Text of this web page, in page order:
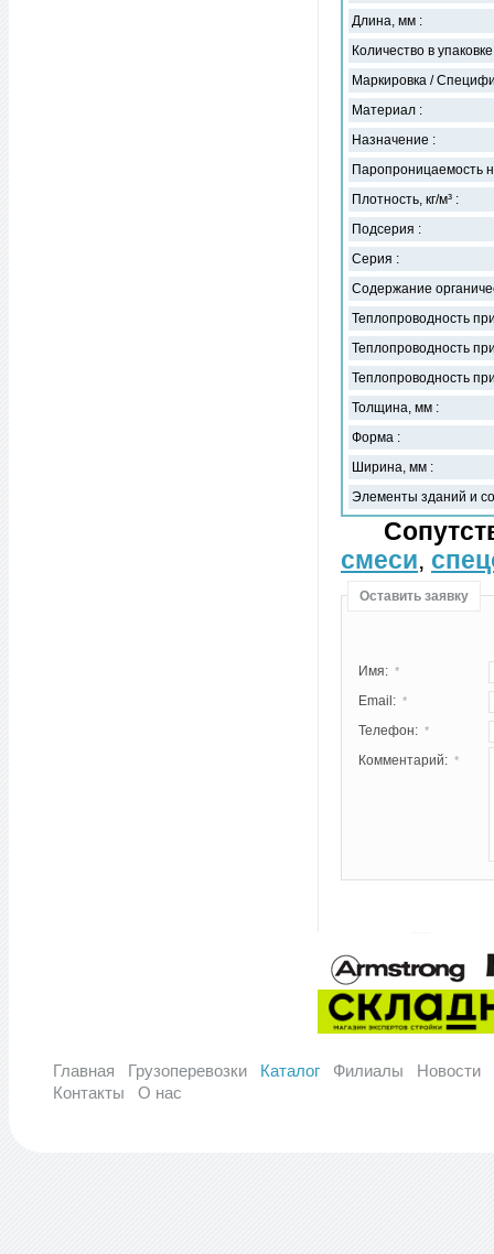
Длина, мм :
Количество в
Маркировка /
Материал :
Назначение :
Паропроницаемость
Плотность, кг/м³ :
Подсерия :
Серия :
Содержание
Теплопроводность
Теплопроводность
Теплопроводность
Толщина, мм :
Форма :
Ширина, мм :
Элементы зданий и
смеси,
Оставить заявку
Имя: *
Email: *
Телефон: *
Комментарий: *
Главная Грузоперевозки Каталог Филиалы
Новости
Контакты
О нас